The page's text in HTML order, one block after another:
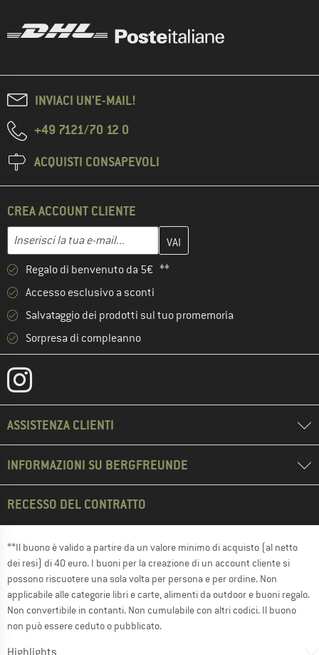
INVIACI UN'E-MAIL!
+49 7121/70 12 0
ACQUISTI CONSAPEVOLI
CREA ACCOUNT CLIENTE
Indirizzo e-mail
Inserisci qui il tuo indirizzo e-mail e crea il tuo account cliente
Regalo di benvenuto da 5€ **
Accesso esclusivo a sconti
Salvataggio dei prodotti sul tuo promemoria
Sorpresa di compleanno
ASSISTENZA CLIENTI
INFORMAZIONI SU BERGFREUNDE
RECESSO DEL CONTRATTO
**Il buono è valido a partire da un valore minimo di acquisto (al netto
dei resi) di 40 euro. I buoni per la creazione di un account cliente si
possono riscuotere una sola volta per persona e per ordine. Non
applicabile alle categorie libri e carte, alimenti da outdoor e buoni regalo.
Non convertibile in contanti. Non cumulabile con altri codici. Il buono
non può essere ceduto o pubblicato.